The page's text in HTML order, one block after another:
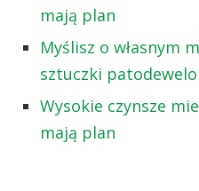
mają plan
Myślisz o własnym
sztuczki
Wysokie czynsze
mają plan